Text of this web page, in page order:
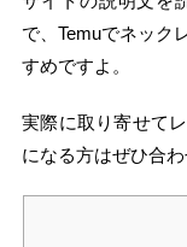
で、Temuでネック
すめですよ。
実際に取り寄せて
になる方はぜひ合